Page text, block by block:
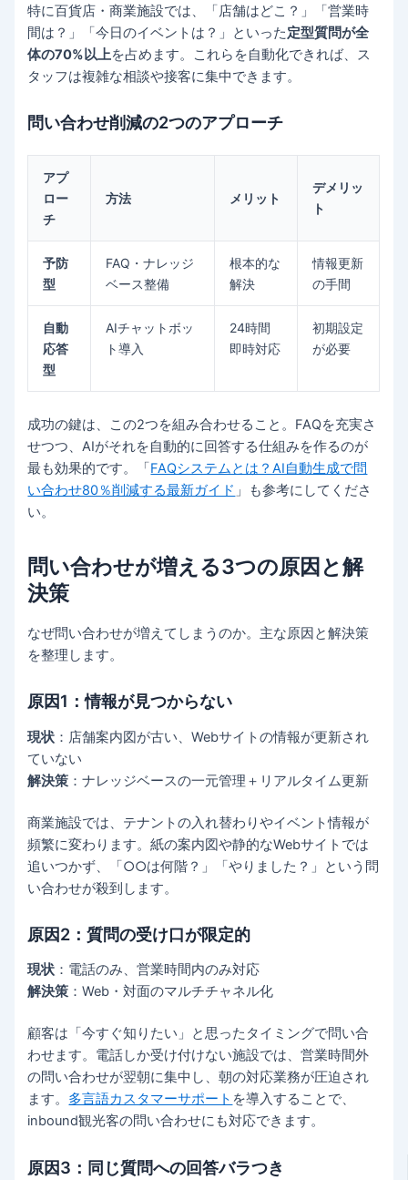
特に百貨店・商業施設では、「店舗はどこ？」「営業時
間は？」「今日のイベントは？」といった定型質問が全
体の70%以上を占めます。これらを自動化できれば、ス
タッフは複雑な相談や接客に集中できます。
問い合わせ削減の2つのアプローチ
アプ
ロー
チ
方法 メリット
デメリッ
ト
予防
型
FAQ・ナレッジ
ベース整備
根本的な
解決
情報更新
の手間
自動
応答
型
AIチャットボッ
ト導入
24時間
即時対応
初期設定
が必要
成功の鍵は、この2つを組み合わせること。FAQを充実さ
せつつ、AIがそれを自動的に回答する仕組みを作るのが
最も効果的です。「FAQシステムとは？AI自動生成で問
い合わせ80％削減する最新ガイド 」も参考にしてくださ
い。
問い合わせが増える3つの原因と解
決策
なぜ問い合わせが増えてしまうのか。主な原因と解決策
を整理します。
原因1：情報が見つからない
現状 ：店舗案内図が古い、Webサイトの情報が更新され
ていない
解決策 ：ナレッジベースの一元管理＋リアルタイム更新
商業施設では、テナントの入れ替わりやイベント情報が
頻繁に変わります。紙の案内図や静的なWebサイトでは
追いつかず、「○○は何階？」「やりました？」という問
い合わせが殺到します。
原因2：質問の受け口が限定的
現状 ：電話のみ、営業時間内のみ対応
解決策 ：Web・対面のマルチチャネル化
顧客は「今すぐ知りたい」と思ったタイミングで問い合
わせます。電話しか受け付けない施設では、営業時間外
の問い合わせが翌朝に集中し、朝の対応業務が圧迫され
ます。 多言語カスタマーサポート を導入することで、
inbound観光客の問い合わせにも対応できます。
原因3：同じ質問への回答バラつき